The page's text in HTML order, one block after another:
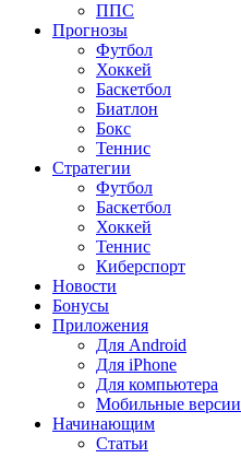
ППС
Прогнозы
Футбол
Хоккей
Баскетбол
Биатлон
Бокс
Теннис
Стратегии
Футбол
Баскетбол
Хоккей
Теннис
Киберспорт
Новости
Бонусы
Приложения
Для Android
Для iPhone
Для компьютера
Мобильные версии
Начинающим
Статьи